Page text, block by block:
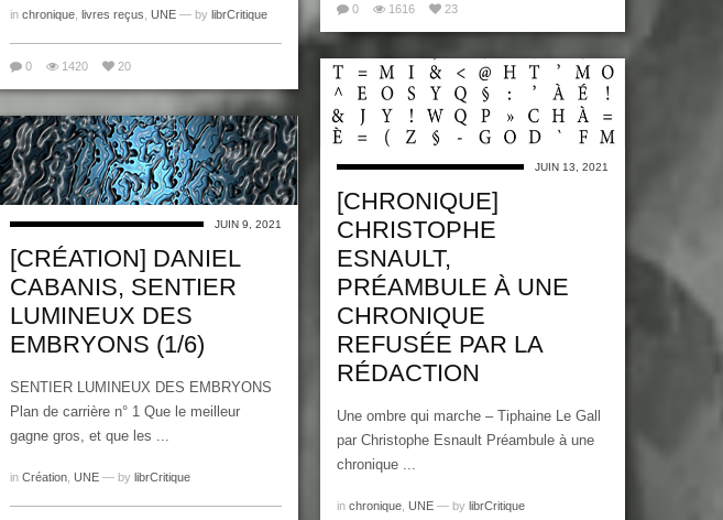
in chronique livres reçus UNE — by librCritique
0 1420 20
0 1616 23
JUIN 13, 2021
[CHRONIQUE]
CHRISTOPHE
ESNAULT,
PRÉAMBULE À UNE
CHRONIQUE
REFUSÉE PAR LA
RÉDACTION
Une ombre qui marche – Tiphaine Le Gall
par Christophe Esnault Préambule à une
chronique ...
in chronique UNE — by librCritique
JUIN 9, 2021
[CRÉATION] DANIEL
CABANIS, SENTIER
LUMINEUX DES
EMBRYONS (1/6)
SENTIER LUMINEUX DES EMBRYONS
Plan de carrière n° 1 Que le meilleur
gagne gros, et que les ...
in Création UNE — by librCritique